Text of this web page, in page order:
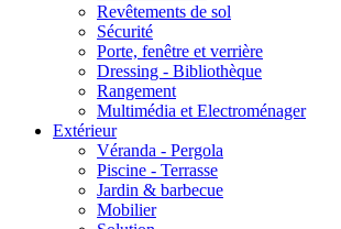
Revêtements de sol
Sécurité
Porte, fenêtre et verrière
Dressing - Bibliothèque
Rangement
Multimédia et Electroménager
Extérieur
Véranda - Pergola
Piscine - Terrasse
Jardin & barbecue
Mobilier